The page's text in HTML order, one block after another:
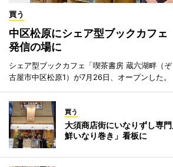
買う
中区松原にシェア型ブックカフ
発信の場に
シェア型ブックカフェ「喫茶書房 蔵六湖畔（
古屋市中区松原1）が7月26日、オープンした。
買う
大須商店街にいなりずし専
鮮いなり巻き」看板に